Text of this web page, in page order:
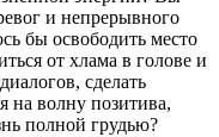
и непрерывного
бы освободить место
от хлама в голове и
сделать
на волну позитива,
полной грудью?